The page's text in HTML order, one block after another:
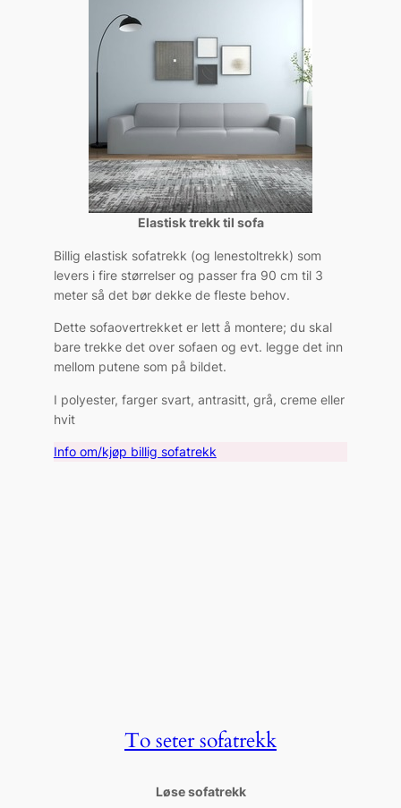
Elastisk trekk til sofa
Billig elastisk sofatrekk (og lenestoltrekk) som
levers i fire størrelser og passer fra 90 cm til 3
meter så det bør dekke de fleste behov.
Dette sofaovertrekket er lett å montere; du skal
bare trekke det over sofaen og evt. legge det inn
mellom putene som på bildet.
I polyester, farger svart, antrasitt, grå, creme eller
hvit
Info om/kjøp billig sofatrekk
To seter sofatrekk
Løse sofatrekk